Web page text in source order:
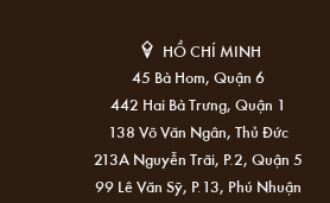
HỒ CHÍ MINH
45 Bà Hom, Quận 6
442 Hai Bà Trưng, Quận 1
138 Võ Văn Ngân, Thủ Đức
213A Nguyễn Trãi, P.2, Quận 5
99 Lê Văn Sỹ, P.13, Phú Nhuận